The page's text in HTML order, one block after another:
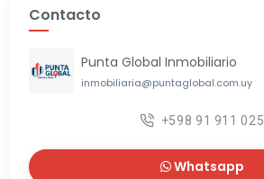
Contacto
Punta Global Inmobiliario
inmobiliaria@puntaglobal.com.uy
+598 91 911 025
Whatsapp